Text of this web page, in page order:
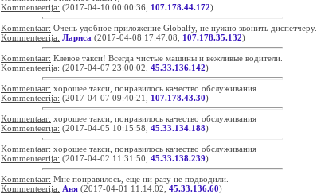
Kommenteerija: (2017-04-10 00:00:36, 107.178.44.172)
Kommentaar: Очень удобное приложение Globalfy, не нужно звонить диспетчеру.
Kommenteerija: Лариса (2017-04-08 17:47:08, 107.178.35.132)
Kommentaar: Клёвое такси! Всегда чистые машины и вежливые водители.
Kommenteerija: (2017-04-07 23:00:02, 45.33.136.142)
Kommentaar: хорошее такси, понравилось качество обслуживания
Kommenteerija: (2017-04-07 09:40:21, 107.178.43.30)
Kommentaar: хорошее такси, понравилось качество обслуживания
Kommenteerija: (2017-04-05 10:15:58, 45.33.134.188)
Kommentaar: хорошее такси, понравилось качество обслуживания
Kommenteerija: (2017-04-02 11:31:50, 45.33.138.239)
Kommentaar: Мне понравилось, ещё ни разу не подводили.
Kommenteerija: Аня (2017-04-01 11:14:02, 45.33.136.60)